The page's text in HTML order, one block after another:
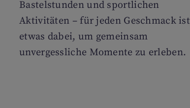
Bastelstunden und sportlichen
Aktivitäten – für jeden Geschmack ist
etwas dabei, um gemeinsam
unvergessliche Momente zu erleben.